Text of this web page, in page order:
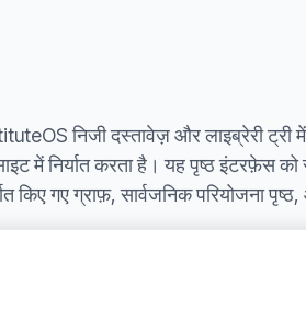
निजी दस्तावेज़ और लाइब्रेरी
में निर्यात करता है। यह पृष्ठ इंटरफ़ेस को
किए गए ग्राफ़, सार्वजनिक परियोजना